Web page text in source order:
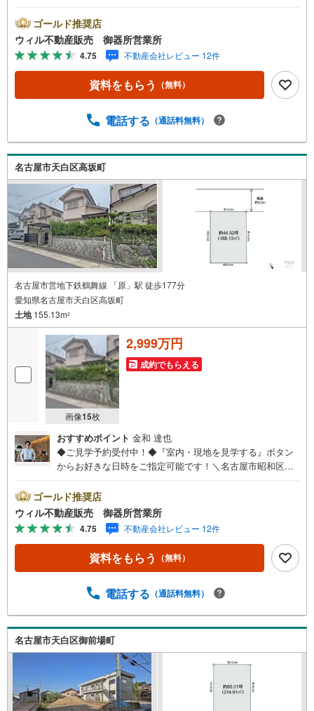
名古屋市昭和区、天白区の直接のご売却依頼を数多くいた
だいている不動産仲介会社です。ネット上で分かる立地環
境はもちろん、過去にお任せいただいたお客様に現地の生
の声をもとに住戸環境を提案致します。＼平日のお住まい
探しの方へ/弊社では平日にご内覧・契約など平日にお住ま
い探しをされるお客様にサービスをご用意しています。＼
ています。事前にご予約頂きましたら営業時間外でのご内
ある方へ/不動産業者間で不動産情報が共有されているの
で、名古屋市全域や、その他隣接エリアでもご内覧が可能
です！ 【御器所営業所】○地下鉄桜通線、鶴舞線「御器
所」駅徒歩1分○お子様が遊べるキッズスペースあり○定休
日ございません
ゴールド推奨店
ウィル不動産販売 御器所営業所
4.75 不動産会社レビュー 12件
資料をもらう （無料）
電話する （通話料無料）
名古屋市天白区高坂町
名古屋市営地下鉄鶴舞線 「原」駅 徒歩177分
愛知県名古屋市天白区高坂町
土地155.13m2
画像15枚
2,999万円
成約でもらえる
おすすめポイント 金和 達也
◆ご見学予約受付中！◆『室内・現地を見学する』ボタン
からお好きな日時をご指定可能です！＼名古屋市昭和区、
名古屋市昭和区、天白区の直接のご売却依頼を数多くいた
だいている不動産仲介会社です。ネット上で分かる立地環
境はもちろん、過去にお任せいただいたお客様に現地の生
の声をもとに住戸環境を提案致します。＼平日のお住まい
探しの方へ/弊社では平日にご内覧・契約など平日にお住ま
い探しをされるお客様にサービスをご用意しています。＼
ています。事前にご予約頂きましたら営業時間外でのご内
ある方へ/不動産業者間で不動産情報が共有されているの
で、名古屋市全域や、その他隣接エリアでもご内覧が可能
です！ 【御器所営業所】○地下鉄桜通線、鶴舞線「御器
所」駅徒歩1分○お子様が遊べるキッズスペースあり○定休
日ございません
ゴールド推奨店
ウィル不動産販売 御器所営業所
4.75 不動産会社レビュー 12件
資料をもらう （無料）
電話する （通話料無料）
名古屋市天白区御前場町